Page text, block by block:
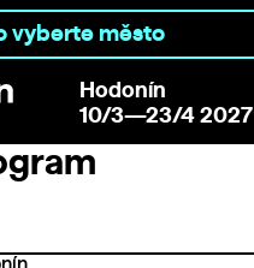
Hodonín
10/3—23/4 2027